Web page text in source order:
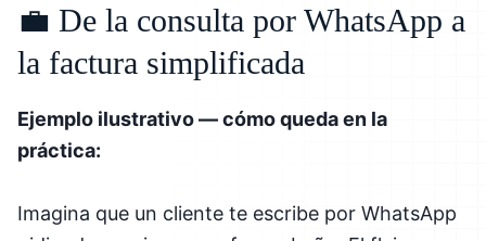
💼 De la consulta por WhatsApp a
la factura simplificada
Ejemplo ilustrativo — cómo queda en la
práctica:
Imagina que un cliente te escribe por WhatsApp